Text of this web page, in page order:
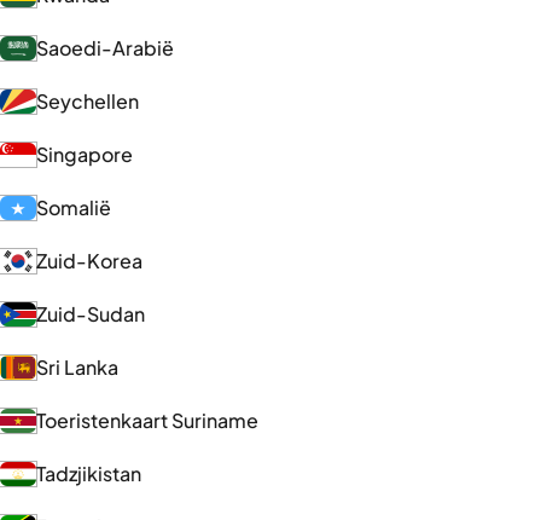
Saoedi-Arabië
Seychellen
Singapore
Somalië
Zuid-Korea
Zuid-Sudan
Sri Lanka
Toeristenkaart Suriname
Tadzjikistan